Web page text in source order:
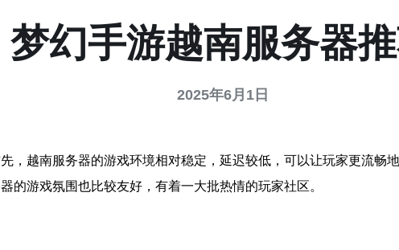
梦幻手游越南服务器
2025年6月1日
，越南服务器的游戏环境相对稳定，延迟较低，可以让玩家更流畅
的游戏氛围也比较友好，有着一大批热情的玩家社区。